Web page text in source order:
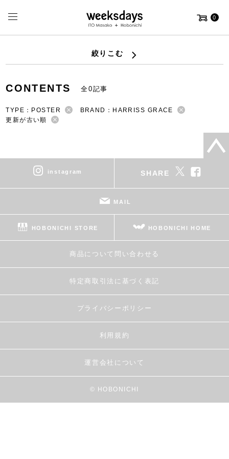
0
絞りこむ
CONTENTS 全0記事
TYPE：POSTER
BRAND：HARRISS GRACE
更新が古い順
instagram SHARE
MAIL
HOBONICHI STORE HOBONICHI HOME
商品について問い合わせる
特定商取引法に基づく表記
プライバシーポリシー
利用規約
運営会社について
© HOBONICHI